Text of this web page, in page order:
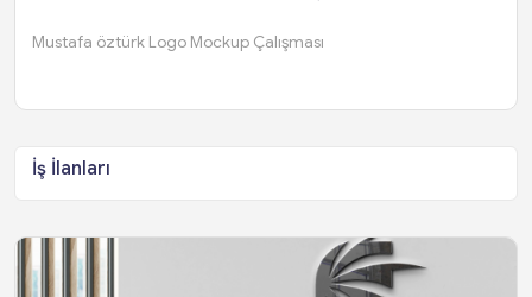
Mustafa öztürk Logo Mockup Çalışması
İş İlanları